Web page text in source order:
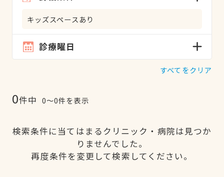
キッズスペースあり
診療曜日
すべてをクリア
0件中 0〜0件を表示
検索条件に当てはまるクリニック・病院は見つか
りませんでした。
再度条件を変更して検索してください。